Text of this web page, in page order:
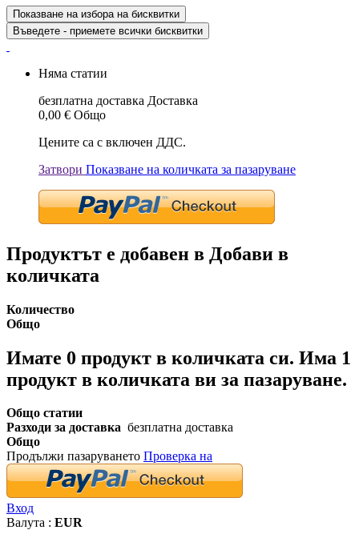
Показване на избора на бисквитки
Въведете - приемете всички бисквитки
Няма статии
безплатна доставка Доставка
0,00 € Общо
Цените са с включен ДДС.
Затвори Показване на количката за пазаруване
Продуктът е добавен в Добави в
количката
Количество
Общо
Имате 0 продукт в количката си. Има 1
продукт в количката ви за пазаруване.
Общо статии
Разходи за доставка безплатна доставка
Общо
Продължи пазаруването Проверка на
Вход
Валута : EUR